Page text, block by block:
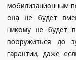
мобилизационным
она не будет
никому не будет
вооружиться до
гарантии, даже